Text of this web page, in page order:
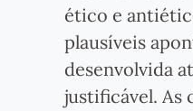
ético e
plausíveis
desenvolvida
justificável. As